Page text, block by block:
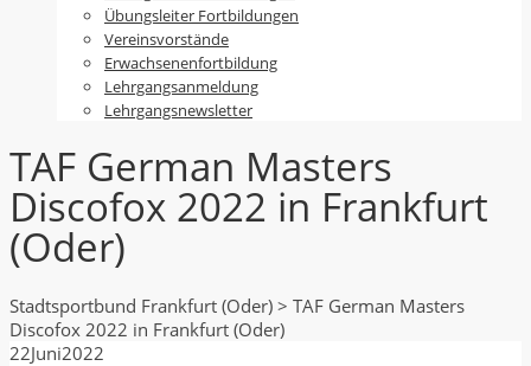
Übungsleiter Fortbildungen
Vereinsvorstände
Erwachsenenfortbildung
Lehrgangsanmeldung
Lehrgangsnewsletter
TAF German Masters
Discofox 2022 in Frankfurt
(Oder)
Stadtsportbund Frankfurt (Oder) > TAF German Masters
Discofox 2022 in Frankfurt (Oder)
22Juni2022